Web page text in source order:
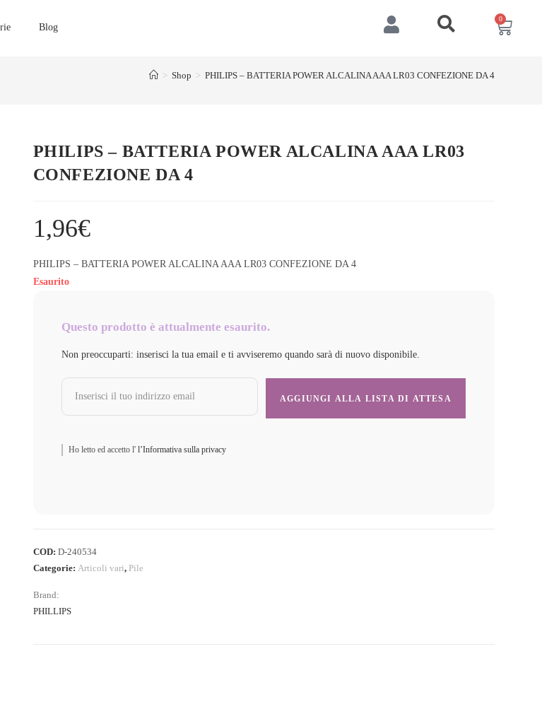
Blog
0
> Shop > PHILIPS – BATTERIA POWER ALCALINA AAA LR03 CONFEZIONE DA 4
PHILIPS – BATTERIA POWER ALCALINA AAA LR03
CONFEZIONE DA 4
1,96€
PHILIPS – BATTERIA POWER ALCALINA AAA LR03 CONFEZIONE DA 4
Esaurito
Questo prodotto è attualmente esaurito.
Non preoccuparti: inserisci la tua email e ti avviseremo quando sarà di nuovo disponibile.
Ho letto ed accetto l'l’Informativa sulla privacy
COD: D-240534
Categorie: Articoli vari, Pile
Brand:
PHILLIPS